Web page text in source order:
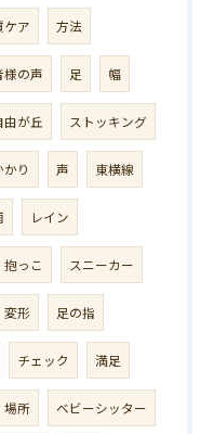
ケア 方法
様の声 足 幅
由が丘 ストッキング
り 声 東横線
レイン
抱っこ スニーカー
変形 足の指
チェック 満足
場所 ベビーシッター